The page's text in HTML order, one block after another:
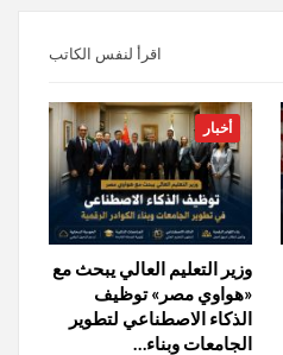
اقرأ لنفس الكاتب
أخبار
وزير التعليم العالي يبحث مع
«هواوي مصر» توظيف
الذكاء الاصطناعي لتطوير
الجامعات وبناء…